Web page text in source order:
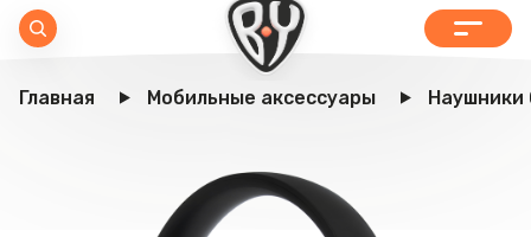
Главная Мобильные аксессуары Наушники